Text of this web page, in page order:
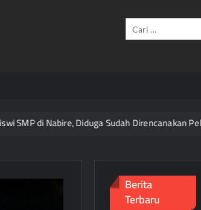
di Nabire, Diduga Sudah Direncanakan Pelaku
Berita
Terbaru